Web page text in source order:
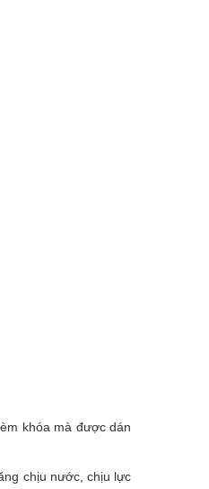
khóa mà được dán
chịu nước, chịu lực